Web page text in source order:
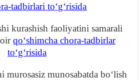
tadbirlari toʻgʻrisida
kurashish faoliyatini samarali
qoʻshimcha chora-tadbirlar
toʻgʻrisida
murosasiz munosabatda boʻlish